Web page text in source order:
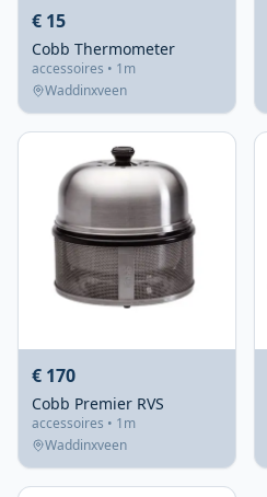
€ 15
Cobb Thermometer
accessoires • 1m
Waddinxveen
€ 170
Cobb Premier RVS
accessoires • 1m
Waddinxveen